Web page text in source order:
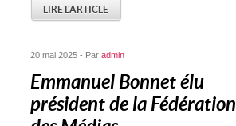
LIRE L'ARTICLE
20 mai 2025 - Paradmin
Emmanuel Bonnet élu
président de la Fédération